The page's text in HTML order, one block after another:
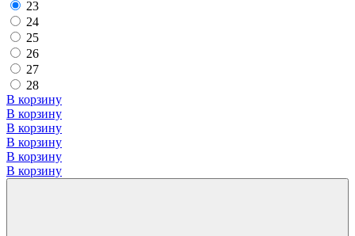
23
24
25
26
27
28
В корзину
В корзину
В корзину
В корзину
В корзину
В корзину